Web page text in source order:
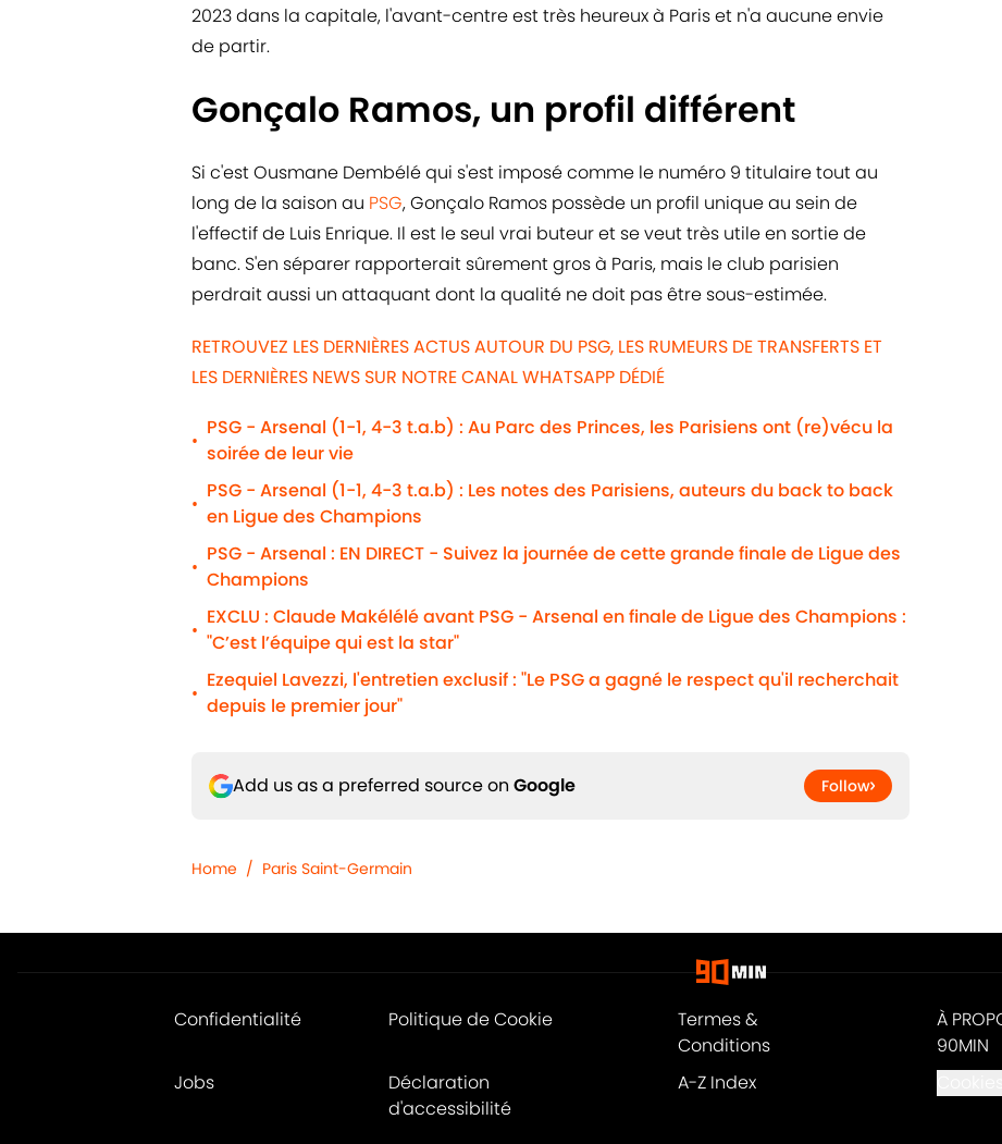
2023 dans la capitale, l'avant-centre est très heureux à Paris et n'a aucune envie
de partir.
Gonçalo Ramos, un profil différent
Si c'est Ousmane Dembélé qui s'est imposé comme le numéro 9 titulaire tout au
long de la saison au PSG, Gonçalo Ramos possède un profil unique au sein de
l'effectif de Luis Enrique. Il est le seul vrai buteur et se veut très utile en sortie de
banc. S'en séparer rapporterait sûrement gros à Paris, mais le club parisien
perdrait aussi un attaquant dont la qualité ne doit pas être sous-estimée.
RETROUVEZ LES DERNIÈRES ACTUS AUTOUR DU PSG, LES RUMEURS DE TRANSFERTS ET
LES DERNIÈRES NEWS SUR NOTRE CANAL WHATSAPP DÉDIÉ
•
PSG - Arsenal (1-1, 4-3 t.a.b) : Au Parc des Princes, les Parisiens ont (re)vécu la
soirée de leur vie
•
PSG - Arsenal (1-1, 4-3 t.a.b) : Les notes des Parisiens, auteurs du back to back
en Ligue des Champions
•
PSG - Arsenal : EN DIRECT - Suivez la journée de cette grande finale de Ligue des
Champions
•
EXCLU : Claude Makélélé avant PSG - Arsenal en finale de Ligue des Champions :
"C’est l’équipe qui est la star"
•
Ezequiel Lavezzi, l'entretien exclusif : "Le PSG a gagné le respect qu'il recherchait
depuis le premier jour"
Add us as a preferred source on Google Follow
Home / Paris Saint-Germain
Confidentialité Politique de Cookie
Termes &
Conditions
À
90MIN
Jobs
Déclaration
d'accessibilité
A-Z Index